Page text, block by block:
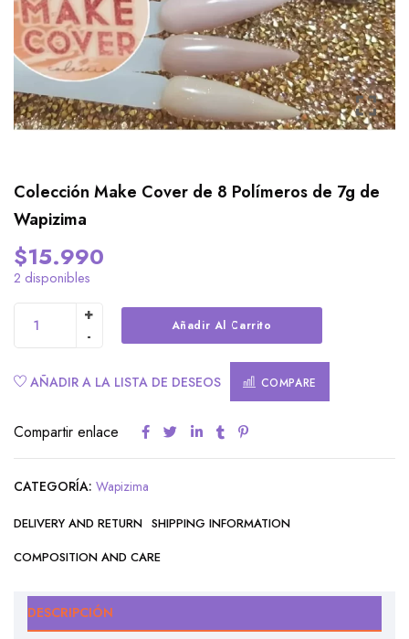
Colección Make Cover de 8 Polímeros de 7g de
Wapizima
$15.990
2 disponibles
Añadir Al Carrito
AÑADIR A LA LISTA DE DESEOS COMPARE
Compartir enlace
CATEGORÍA: Wapizima
DELIVERY AND RETURN SHIPPING INFORMATION
COMPOSITION AND CARE
DESCRIPCIÓN